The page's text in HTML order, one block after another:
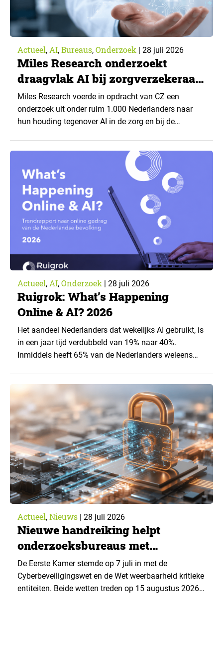
Actueel, AI, Bureaus, Onderzoek | 28 juli 2026
Miles Research onderzoekt
draagvlak AI bij zorgverzekeraar
CZ
Miles Research voerde in opdracht van CZ een
onderzoek uit onder ruim 1.000 Nederlanders naar
hun houding tegenover AI in de zorg en bij de
toepassingen, en waar trekken zij een grens? Dit
artikel is aangeleverd door kennispartner Miles
Research. ▼ De uitkomsten zijn…
Actueel, AI, Onderzoek | 28 juli 2026
Ruigrok: What’s Happening
Online & AI? 2026
Het aandeel Nederlanders dat wekelijks AI gebruikt, is
in een jaar tijd verdubbeld van 19% naar 40%.
Inmiddels heeft 65% van de Nederlanders weleens
van What’s Happening Online & AI? 2026, het
jaarlijkse trendrapport van Ruigrok onderzoek &
advies over…
Actueel, Nieuws | 28 juli 2026
Nieuwe handreiking helpt
onderzoeksbureaus met
Cyberbeveiligingswet
De Eerste Kamer stemde op 7 juli in met de
Cyberbeveiligingswet en de Wet weerbaarheid kritieke
entiteiten. Beide wetten treden op 15 augustus 2026